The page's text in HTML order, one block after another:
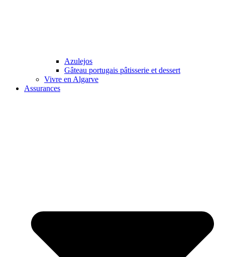
Azulejos
Gâteau portugais pâtisserie et dessert
Vivre en Algarve
Assurances